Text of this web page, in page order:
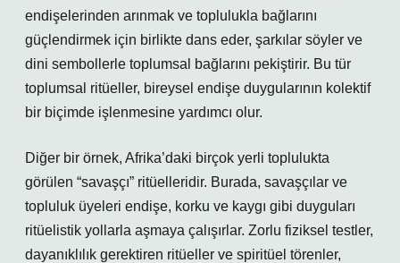
endişelerinden arınmak ve toplulukla bağlarını
güçlendirmek için birlikte dans eder, şarkılar söyler ve
dini sembollerle toplumsal bağlarını pekiştirir. Bu tür
toplumsal ritüeller, bireysel endişe duygularının kolektif
bir biçimde işlenmesine yardımcı olur.
Diğer bir örnek, Afrika’daki birçok yerli toplulukta
görülen “savaşçı” ritüelleridir. Burada, savaşçılar ve
topluluk üyeleri endişe, korku ve kaygı gibi duyguları
ritüelistik yollarla aşmaya çalışırlar. Zorlu fiziksel testler,
dayanıklılık gerektiren ritüeller ve spiritüel törenler,